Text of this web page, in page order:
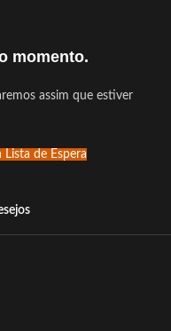
momento.
assim que estiver
Lista de Espera